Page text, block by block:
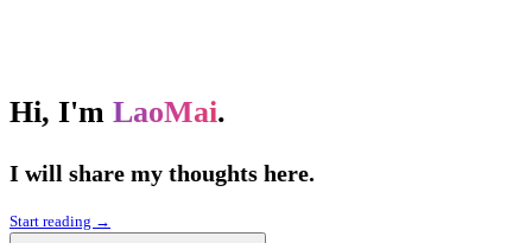
Hi, I'm LaoMai.
I will share my thoughts here.
Start reading →